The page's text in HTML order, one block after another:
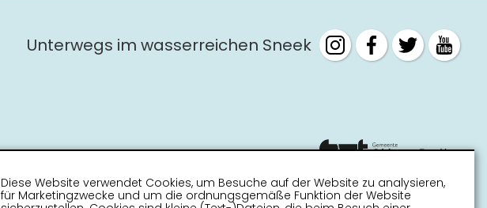
Unterwegs im wasserreichen Sneek
Diese Website verwendet Cookies, um Besuche auf der Website zu analysieren,
für Marketingzwecke und um die ordnungsgemäße Funktion der Website